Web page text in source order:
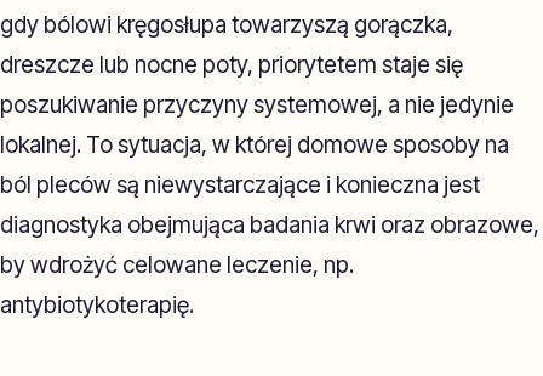
gdy bólowi kręgosłupa towarzyszą gorączka,
dreszcze lub nocne poty, priorytetem staje się
poszukiwanie przyczyny systemowej, a nie jedynie
lokalnej. To sytuacja, w której domowe sposoby na
ból pleców są niewystarczające i konieczna jest
diagnostyka obejmująca badania krwi oraz obrazowe,
by wdrożyć celowane leczenie, np.
antybiotykoterapię.